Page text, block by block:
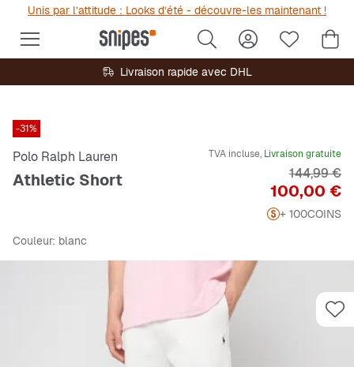
Unis par l’attitude : Looks d’été - découvre-les maintenant !
Livraison rapide avec DHL
-31%
Polo Ralph Lauren
Athletic Short
TVA incluse, Livraison gratuite
Prix
100,00 €
Prix
144,99 €
+ 100COINS
Couleur: blanc